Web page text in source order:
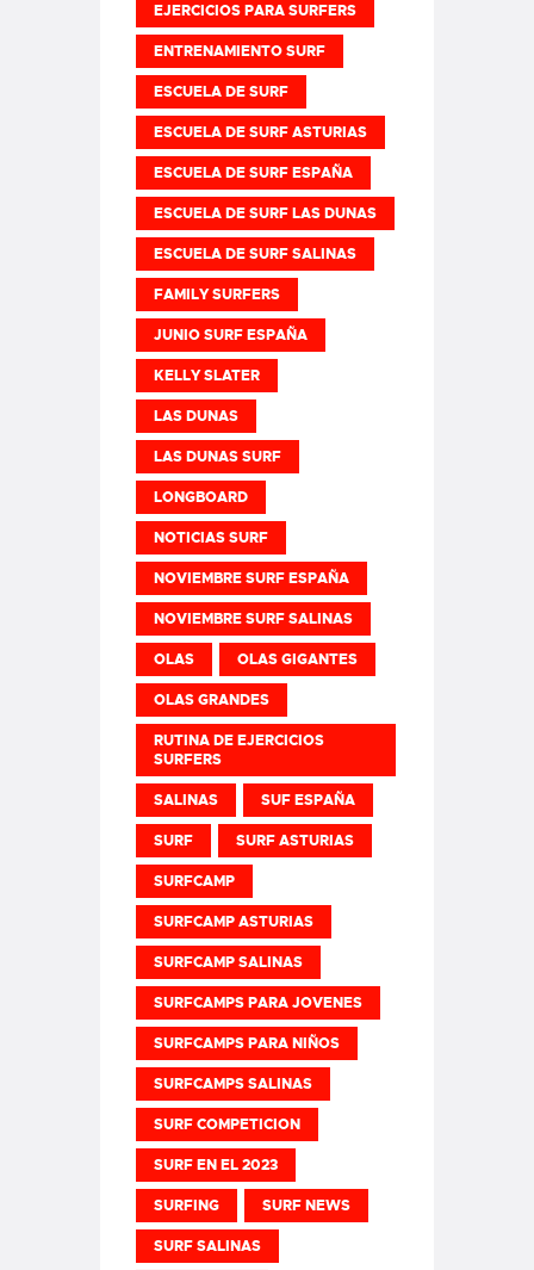
EJERCICIOS PARA SURFERS
ENTRENAMIENTO SURF
ESCUELA DE SURF
ESCUELA DE SURF ASTURIAS
ESCUELA DE SURF ESPAÑA
ESCUELA DE SURF LAS DUNAS
ESCUELA DE SURF SALINAS
FAMILY SURFERS
JUNIO SURF ESPAÑA
KELLY SLATER
LAS DUNAS
LAS DUNAS SURF
LONGBOARD
NOTICIAS SURF
NOVIEMBRE SURF ESPAÑA
NOVIEMBRE SURF SALINAS
OLAS OLAS GIGANTES
OLAS GRANDES
RUTINA DE EJERCICIOS
SURFERS
SALINAS SUF ESPAÑA
SURF SURF ASTURIAS
SURFCAMP
SURFCAMP ASTURIAS
SURFCAMP SALINAS
SURFCAMPS PARA JOVENES
SURFCAMPS PARA NIÑOS
SURFCAMPS SALINAS
SURF COMPETICION
SURF EN EL 2023
SURFING SURF NEWS
SURF SALINAS